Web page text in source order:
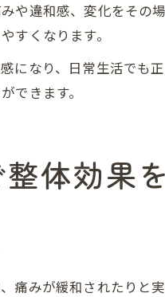
や違和感、変化をその
すくなります。
になり、日常生活でも
できます。
体効果
痛みが緩和されたり